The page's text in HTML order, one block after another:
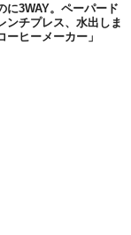
類から、タッチパ
でも「3つの温度・
もいろいろな味が
ドが変わると味も
醐味と言えるで
に3WAY。ペーパード
ンチプレス、水出しま
ーヒーメーカー」